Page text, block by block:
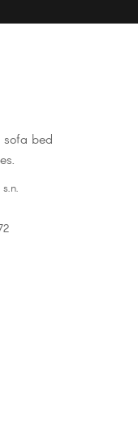
LinkedIn
bed